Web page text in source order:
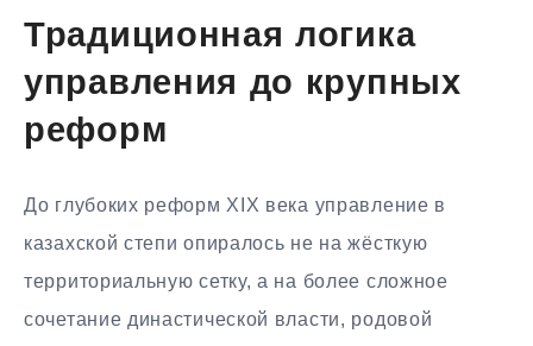
Традиционная логика
управления до крупных
реформ
До глубоких реформ XIX века управление в
казахской степи опиралось не на жёсткую
территориальную сетку, а на более сложное
сочетание династической власти, родовой